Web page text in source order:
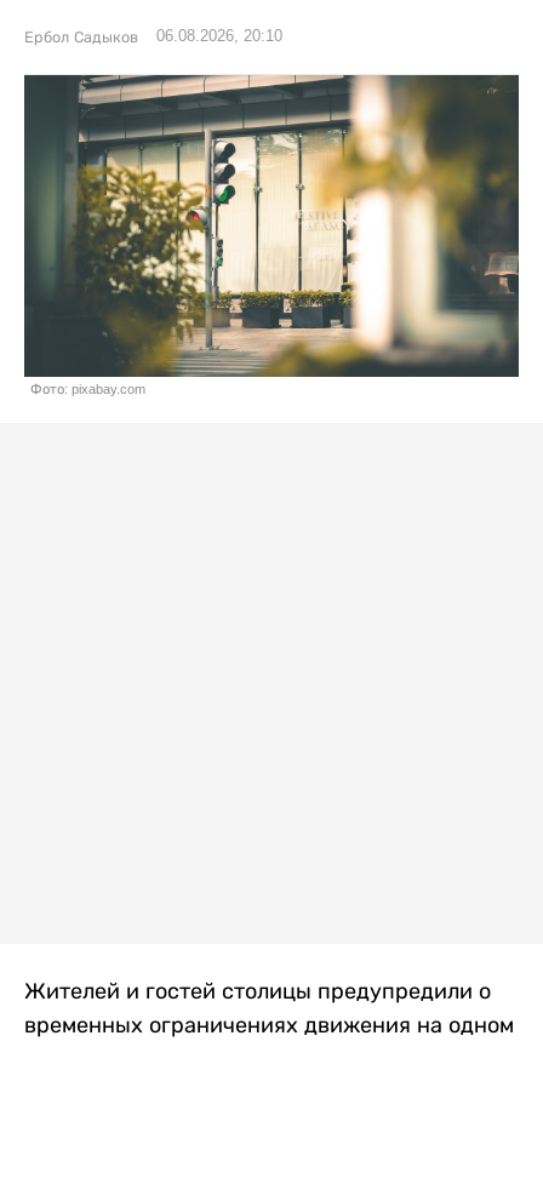
Ербол Садыков 06.08.2026, 20:10
Фото: pixabay.com
Жителей и гостей столицы предупредили о
временных ограничениях движения на одном